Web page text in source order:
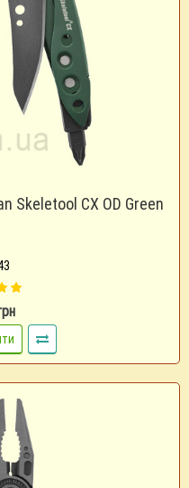
Skeletool CX OD Green